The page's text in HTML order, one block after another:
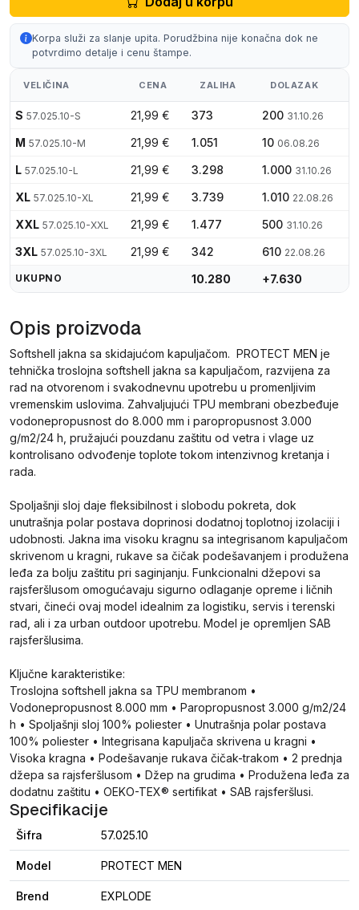
Korpa služi za slanje upita. Porudžbina nije konačna dok ne
potvrdimo detalje i cenu štampe.
VELIČINA CENA ZALIHA DOLAZAK
S 57.025.10-S 21,99 € 373 200 31.10.26
M 57.025.10-M 21,99 € 1.051 10 06.08.26
L 57.025.10-L 21,99 € 3.298 1.000 31.10.26
XL 57.025.10-XL 21,99 € 3.739 1.010 22.08.26
XXL 57.025.10-XXL 21,99 € 1.477 500 31.10.26
3XL 57.025.10-3XL 21,99 € 342 610 22.08.26
UKUPNO 10.280 +7.630
Opis proizvoda
Softshell jakna sa skidajućom kapuljačom. PROTECT MEN je
tehnička troslojna softshell jakna sa kapuljačom, razvijena za
rad na otvorenom i svakodnevnu upotrebu u promenljivim
vremenskim uslovima. Zahvaljujući TPU membrani obezbeđuje
vodonepropusnost do 8.000 mm i paropropusnost 3.000
g/m2/24 h, pružajući pouzdanu zaštitu od vetra i vlage uz
kontrolisano odvođenje toplote tokom intenzivnog kretanja i
rada.
Spoljašnji sloj daje fleksibilnost i slobodu pokreta, dok
unutrašnja polar postava doprinosi dodatnoj toplotnoj izolaciji i
udobnosti. Jakna ima visoku kragnu sa integrisanom kapuljačom
skrivenom u kragni, rukave sa čičak podešavanjem i produžena
leđa za bolju zaštitu pri saginjanju. Funkcionalni džepovi sa
rajsferšlusom omogućavaju sigurno odlaganje opreme i ličnih
stvari, čineći ovaj model idealnim za logistiku, servis i terenski
rad, ali i za urban outdoor upotrebu. Model je opremljen SAB
rajsferšlusima.
Ključne karakteristike:
Troslojna softshell jakna sa TPU membranom •
Vodonepropusnost 8.000 mm • Paropropusnost 3.000 g/m2/24
h • Spoljašnji sloj 100% poliester • Unutrašnja polar postava
100% poliester • Integrisana kapuljača skrivena u kragni •
Visoka kragna • Podešavanje rukava čičak-trakom • 2 prednja
džepa sa rajsferšlusom • Džep na grudima • Produžena leđa za
dodatnu zaštitu • OEKO-TEX® sertifikat • SAB rajsferšlusi.
Specifikacije
Šifra 57.025.10
Model PROTECT MEN
Brend EXPLODE